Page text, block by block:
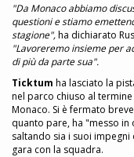
"Da Monaco abbiamo
questioni e stiamo
stagione",ha dichiarato
"Lavoreremo insieme per
di più da parte sua".
Ticktum ha lasciato la
nel parco chiuso al
Monaco. Si è fermato
quanto pare, ha "messo
saltando sia i suoi
gara con la squadra.